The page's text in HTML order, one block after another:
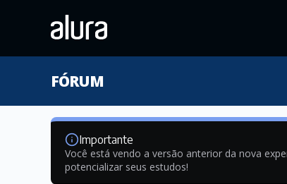
FÓRUM
Importante
Você está vendo a versão anterior da nova
potencializar seus estudos!